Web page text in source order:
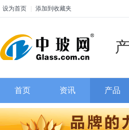
设为首页 添加到收藏夹
首页 资讯 产品